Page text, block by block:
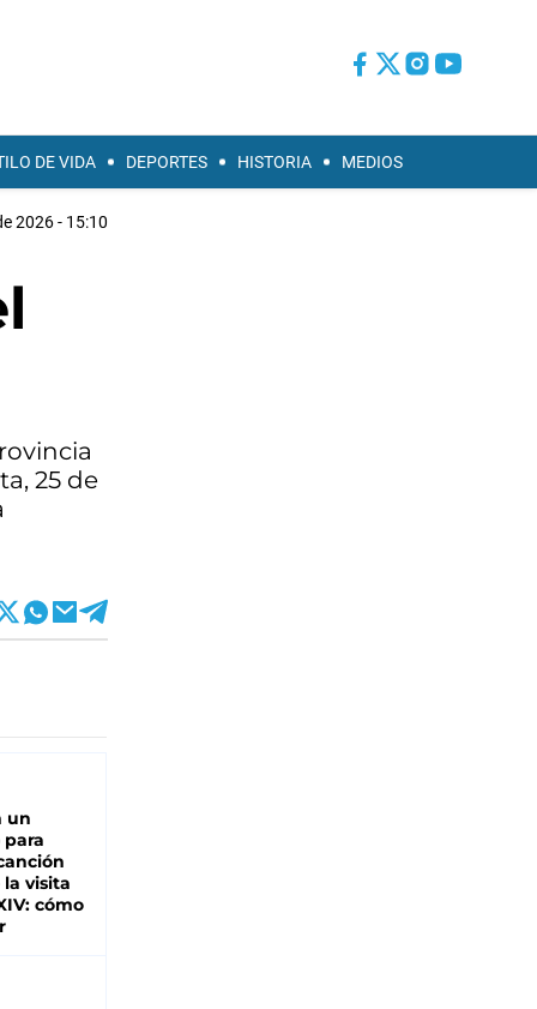
DE VIDA DEPORTES HISTORIA MEDIOS
2026 - 15:10
25 de
un
para
visita
cómo